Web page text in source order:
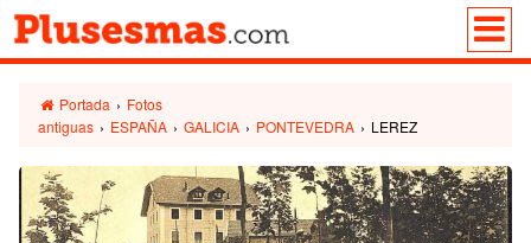
Portada › Fotos
antiguas › ESPAÑA › GALICIA › PONTEVEDRA › LEREZ